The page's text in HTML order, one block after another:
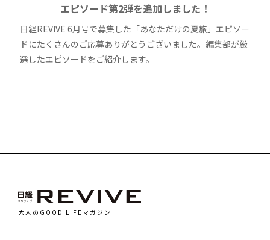
エピソード第2弾を追加しました！
日経REVIVE 6月号で募集した「あなただけの夏旅」エピソー
ドにたくさんのご応募ありがとうございました。編集部が厳
選したエピソードをご紹介します。
大人のGOOD LIFEマガジン